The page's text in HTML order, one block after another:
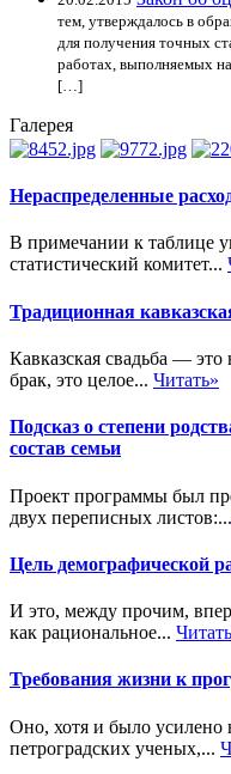
тем, утверждалось в
для получения точных
работах, выполняемых
[…]
Галерея
Нераспределенные
В примечании к таблице
статистический комитет...
Традиционная
Кавказская свадьба —
брак, это целое... Читать»
Подсказ о степени
состав семьи
Проект программы был
двух переписных листов:...
Цель демографической
И это, между прочим,
как рациональное...
Требования жизни к
Оно, хотя и было усилено
петроградских ученых,...